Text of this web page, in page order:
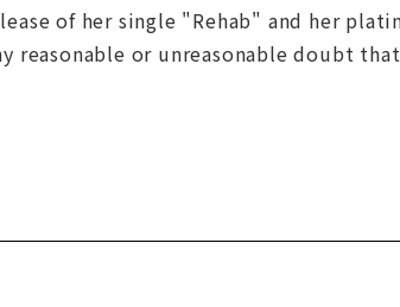
of her single "Rehab" and her
reasonable or unreasonable doubt